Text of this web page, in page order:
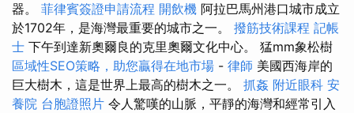
器。 菲律賓簽證申請流程 開飲機 阿拉巴馬州港口城市成立
於1702年，是海灣最重要的城市之一。 撥筋技術課程 記帳
士 下午到達新奧爾良的克里奧爾文化中心。 猛mm象松樹
區域性SEO策略，助您贏得在地市場 - 律師 美國西海岸的
巨大樹木，這是世界上最高的樹木之一。 抓姦 附近眼科 安
養院 台胞證照片 令人驚嘆的山脈，平靜的海灣和經常引入